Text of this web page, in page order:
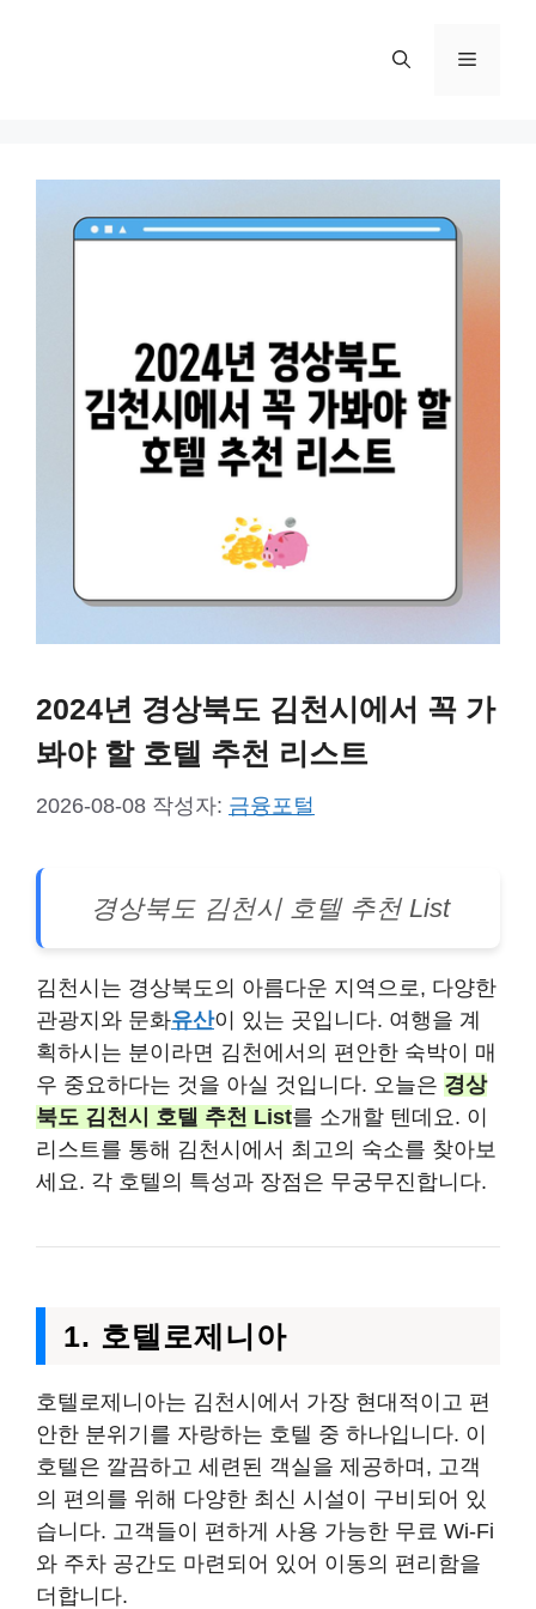
메
2024년 경상북도 김천시에서 꼭 가
봐야 할 호텔 추천 리스트
2026-08-08 작성자: 금융포털
경상북도 김천시 호텔 추천 List
김천시는 경상북도의 아름다운 지역으로, 다양한
관광지와 문화유산이 있는 곳입니다. 여행을 계
획하시는 분이라면 김천에서의 편안한 숙박이 매
우 중요하다는 것을 아실 것입니다. 오늘은 경상
북도 김천시 호텔 추천 List를 소개할 텐데요. 이
리스트를 통해 김천시에서 최고의 숙소를 찾아보
세요. 각 호텔의 특성과 장점은 무궁무진합니다.
1. 호텔로제니아
호텔로제니아는 김천시에서 가장 현대적이고 편
안한 분위기를 자랑하는 호텔 중 하나입니다. 이
호텔은 깔끔하고 세련된 객실을 제공하며, 고객
의 편의를 위해 다양한 최신 시설이 구비되어 있
습니다. 고객들이 편하게 사용 가능한 무료 Wi-Fi
와 주차 공간도 마련되어 있어 이동의 편리함을
더합니다.